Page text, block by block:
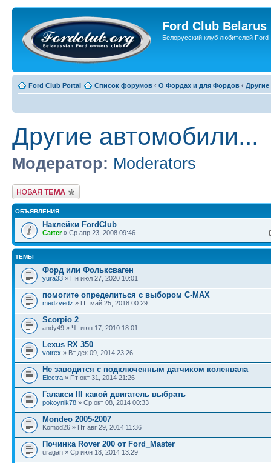
Ford Club Belarus
Белорусский клуб любителей Ford
Ford Club Portal Список форумов ‹ О Фордах и для Фордов ‹
Другие автомобили...
Модератор: Moderators
Новая тема
ОБЪЯВЛЕНИЯ
Наклейки FordClub
Carter» Ср апр 23, 2008 09:46
ТЕМЫ
Форд или Фольксваген
yura33 » Пн июл 27, 2020 10:01
помогите определиться с выбором C-MAX
medzvedz » Пт май 25, 2018 00:29
Scorpio 2
andy49 » Чт июн 17, 2010 18:01
Lexus RX 350
votrex » Вт дек 09, 2014 23:26
Не заводится с подключенным датчиком коленвала
Electra » Пт окт 31, 2014 21:26
Галакси III какой двигатель выбрать
pokoynik78 » Ср окт 08, 2014 00:33
Mondeo 2005-2007
Komod26 » Пт авг 29, 2014 11:36
Починка Rover 200 от Ford_Master
uragan » Ср июн 18, 2014 13:29